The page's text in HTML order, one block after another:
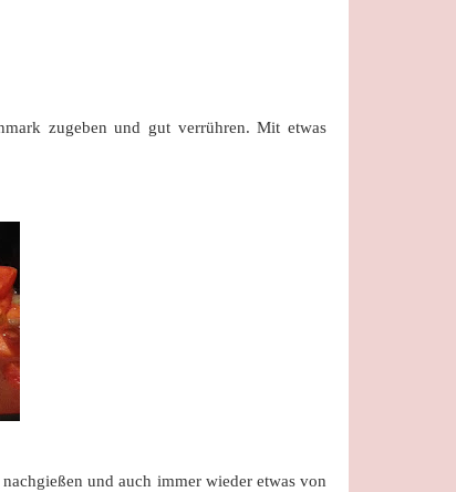
zugeben und gut verrühren. Mit etwas
und auch immer wieder etwas von